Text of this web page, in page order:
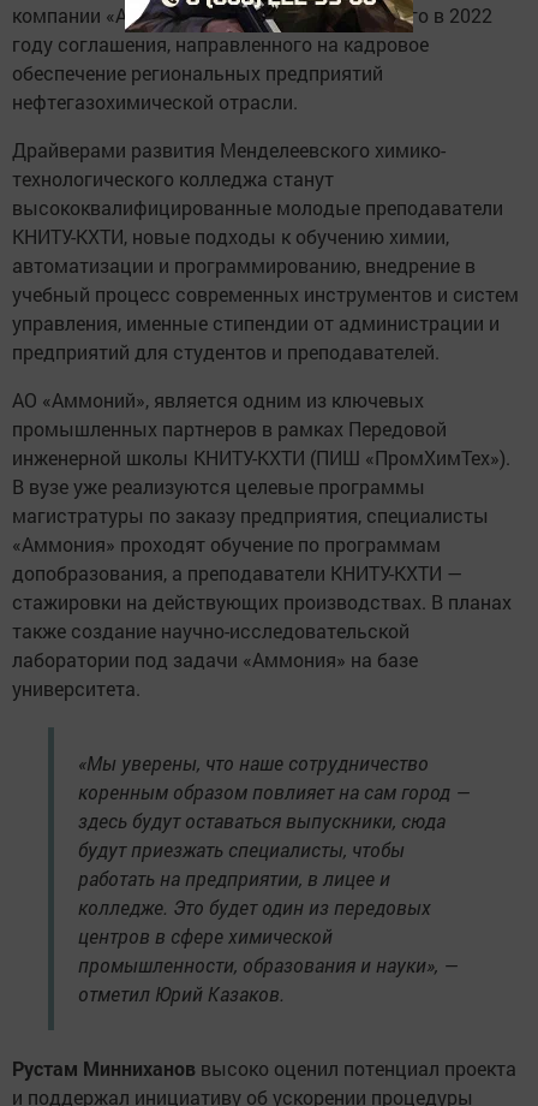
компании «Аммоний» в рамках заключенного в 2022
году соглашения, направленного на кадровое
обеспечение региональных предприятий
нефтегазохимической отрасли.
Драйверами развития Менделеевского химико-
технологического колледжа станут
высококвалифицированные молодые преподаватели
КНИТУ-КХТИ, новые подходы к обучению химии,
автоматизации и программированию, внедрение в
учебный процесс современных инструментов и систем
управления, именные стипендии от администрации и
предприятий для студентов и преподавателей.
АО «Аммоний», является одним из ключевых
промышленных партнеров в рамках Передовой
инженерной школы КНИТУ-КХТИ (ПИШ «ПромХимТех»).
В вузе уже реализуются целевые программы
магистратуры по заказу предприятия, специалисты
«Аммония» проходят обучение по программам
допобразования, а преподаватели КНИТУ-КХТИ —
стажировки на действующих производствах. В планах
также создание научно-исследовательской
лаборатории под задачи «Аммония» на базе
университета.
«Мы уверены, что наше сотрудничество
коренным образом повлияет на сам город —
здесь будут оставаться выпускники, сюда
будут приезжать специалисты, чтобы
работать на предприятии, в лицее и
колледже. Это будет один из передовых
центров в сфере химической
промышленности, образования и науки», —
отметил Юрий Казаков.
Рустам Минниханов высоко оценил потенциал проекта
и поддержал инициативу об ускорении процедуры